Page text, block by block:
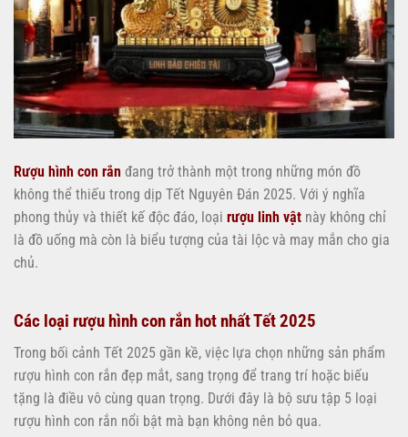
Rượu hình con rắn đang trở thành một trong những món đồ
không thể thiếu trong dịp Tết Nguyên Đán 2025. Với ý nghĩa
phong thủy và thiết kế độc đáo, loại rượu linh vật này không chỉ
là đồ uống mà còn là biểu tượng của tài lộc và may mắn cho gia
chủ.
Các loại rượu hình con rắn hot nhất Tết 2025
Trong bối cảnh Tết 2025 gần kề, việc lựa chọn những sản phẩm
rượu hình con rắn đẹp mắt, sang trọng để trang trí hoặc biếu
tặng là điều vô cùng quan trọng. Dưới đây là bộ sưu tập 5 loại
rượu hình con rắn nổi bật mà bạn không nên bỏ qua.